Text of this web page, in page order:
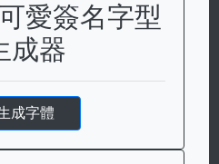
愛簽名字型
成器
成字體